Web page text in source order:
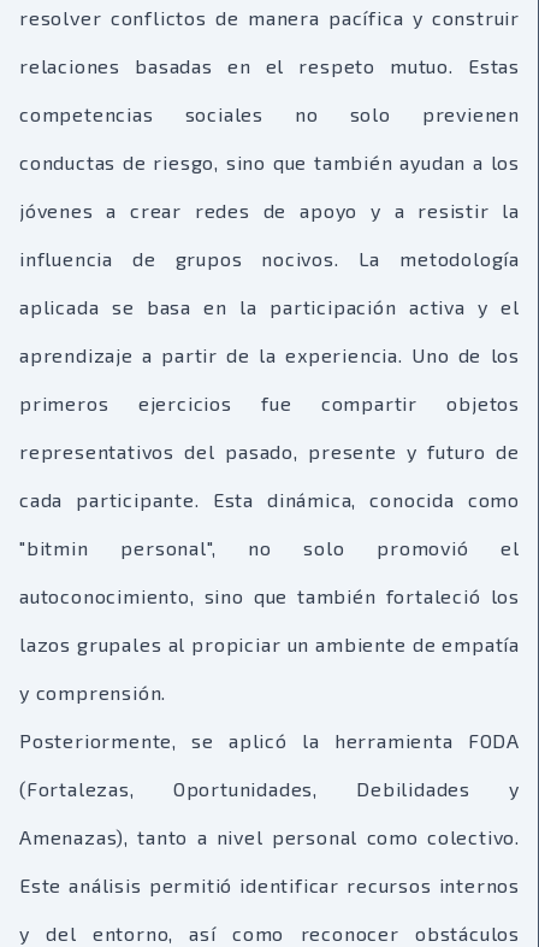
resolver conflictos de manera pacífica y construir
relaciones basadas en el respeto mutuo. Estas
competencias sociales no solo previenen
conductas de riesgo, sino que también ayudan a los
jóvenes a crear redes de apoyo y a resistir la
influencia de grupos nocivos. La metodología
aplicada se basa en la participación activa y el
aprendizaje a partir de la experiencia. Uno de los
primeros ejercicios fue compartir objetos
representativos del pasado, presente y futuro de
cada participante. Esta dinámica, conocida como
"bitmin personal", no solo promovió el
autoconocimiento, sino que también fortaleció los
lazos grupales al propiciar un ambiente de empatía
y comprensión.
Posteriormente, se aplicó la herramienta FODA
(Fortalezas, Oportunidades, Debilidades y
Amenazas), tanto a nivel personal como colectivo.
Este análisis permitió identificar recursos internos
y del entorno, así como reconocer obstáculos